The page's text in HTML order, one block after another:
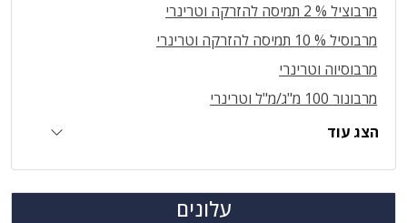
מרבוציל % 2 תמיסה להזרקה וטרינרי
מרבוסיל % 10 תמיסה להזרקה וטרינרי
מרבוסיוה וטרינרי
מרבונור 100 מ"ג/מ"ל וטרינרי
הצג עוד
עלונים